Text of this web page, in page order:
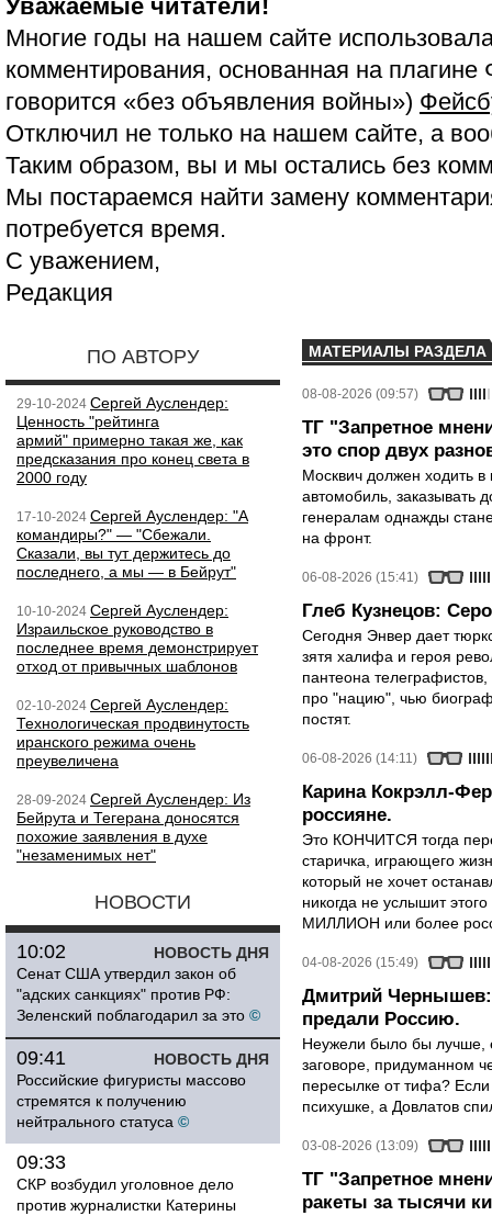
Уважаемые читатели!
Многие годы на нашем сайте
комментирования, основанная на
говорится «без объявления войны»)
Отключил не только на нашем сайте, а
Таким образом, вы и мы остались без
Мы постараемся найти замену
потребуется время.
С уважением,
Редакция
ПО АВТОРУ
29-10-2024 Сергей Ауслендер:
Ценность "рейтинга
армий" примерно такая же, как
предсказания про конец света в
2000 году
17-10-2024 Сергей Ауслендер: "А
командиры?" — "Сбежали.
Сказали, вы тут держитесь до
последнего, а мы — в Бейрут"
10-10-2024 Сергей Ауслендер:
Израильское руководство в
последнее время демонстрирует
отход от привычных шаблонов
02-10-2024 Сергей Ауслендер:
Технологическая продвинутость
иранского режима очень
преувеличена
28-09-2024 Сергей Ауслендер: Из
Бейрута и Тегерана доносятся
похожие заявления в духе
"незаменимых нет"
НОВОСТИ
НОВОСТЬ ДНЯ
10:02
Сенат США утвердил закон об
"адских санкциях" против РФ:
Зеленский поблагодарил за это ©
НОВОСТЬ ДНЯ
09:41
Российские фигуристы массово
стремятся к получению
нейтрального статуса ©
09:33
СКР возбудил уголовное дело
против журналистки Катерины
МАТЕРИАЛЫ РАЗДЕЛА
08-08-2026 (09:57)
ТГ "Запретное
это спор двух
Москвич должен ходить в
автомобиль, заказывать
генералам однажды
на фронт.
06-08-2026 (15:41)
Глеб Кузнецов:
Сегодня Энвер дает
зятя халифа и героя
пантеона
про "нацию", чью
постят.
06-08-2026 (14:11)
Карина Кокрэлл-
россияне.
Это КОНЧИТСЯ тогда
старичка, играющего
который не хочет
никогда не услышит
МИЛЛИОН или более
04-08-2026 (15:49)
Дмитрий Чернышев:
предали Россию.
Неужели было бы лучше,
заговоре, придуманном
пересылке от тифа?
психушке, а Довлатов
03-08-2026 (13:09)
ТГ "Запретное
ракеты за тысячи